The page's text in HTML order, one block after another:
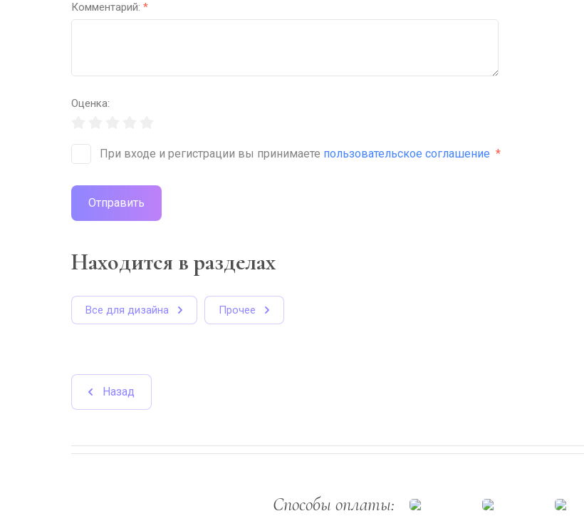
Комментарий: *
Оценка:
При входе и регистрации вы принимаете пользовательское соглашение *
Отправить
Находится в разделах
Все для дизайна Прочее
Назад
Способы оплаты: